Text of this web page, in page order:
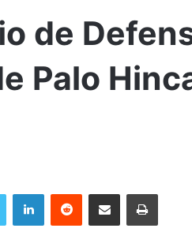
de
Palo
Twitter LinkedInReddit Compartir via Email Imprimi